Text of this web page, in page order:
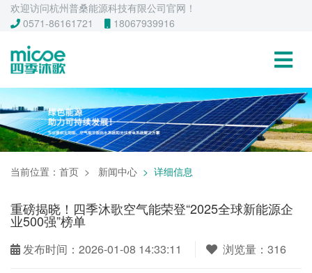
欢迎访问杭州普桑能源科技有限公司官网！
0571-86161721
18067939916
当前位置： 首页 新闻中心 详细信息
重磅揭晓！四季沐歌空气能荣登“2025全球新能源企
业500强”榜单
发布时间：2026-01-08 14:33:11 浏览量：316